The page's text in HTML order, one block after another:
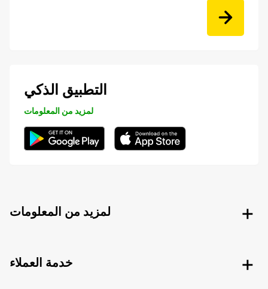
التطبيق الذكي
لمزيد من المعلومات
لمزيد من المعلومات
خدمة العملاء